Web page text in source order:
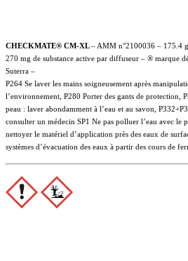
CHECKMATE® CM-XL– AMM n°2100036 – 175.4
270 mg de substance active par diffuseur – ® marque
Suterra –
P264 Se laver les mains soigneusement après
l’environnement, P280 Porter des gants de protection,
peau : laver abondamment à l’eau et au savon,
consulter un médecin SP1 Ne pas polluer l’eau avec le
nettoyer le matériel d’application près des eaux de
systèmes d’évacuation des eaux à partir des cours de